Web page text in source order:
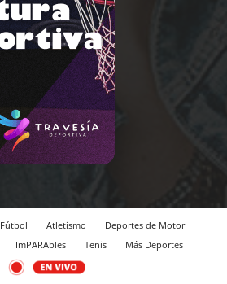
Fútbol Atletismo
Deportes de Motor
ImPARAbles Tenis Más Deportes